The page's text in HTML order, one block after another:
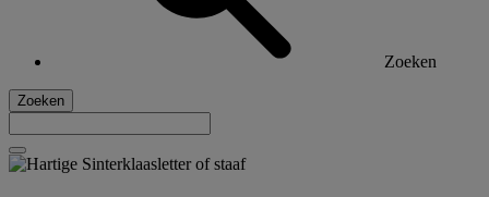
Zoeken
Zoeken